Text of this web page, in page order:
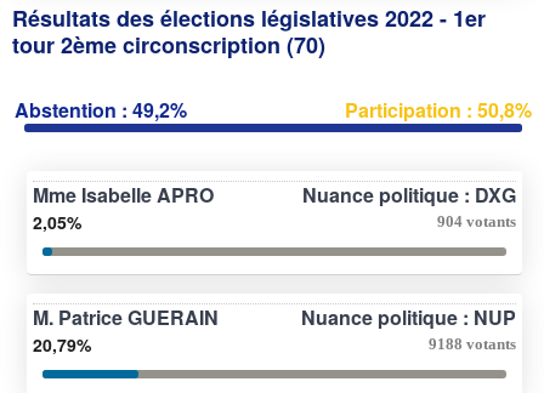
Résultats des élections législatives 2022 - 1er
tour 2ème circonscription (70)
Abstention : 49,2% Participation : 50,8%
Mme Isabelle APRO Nuance politique : DXG
2,05% 904 votants
M. Patrice GUERAIN Nuance politique : NUP
20,79% 9188 votants